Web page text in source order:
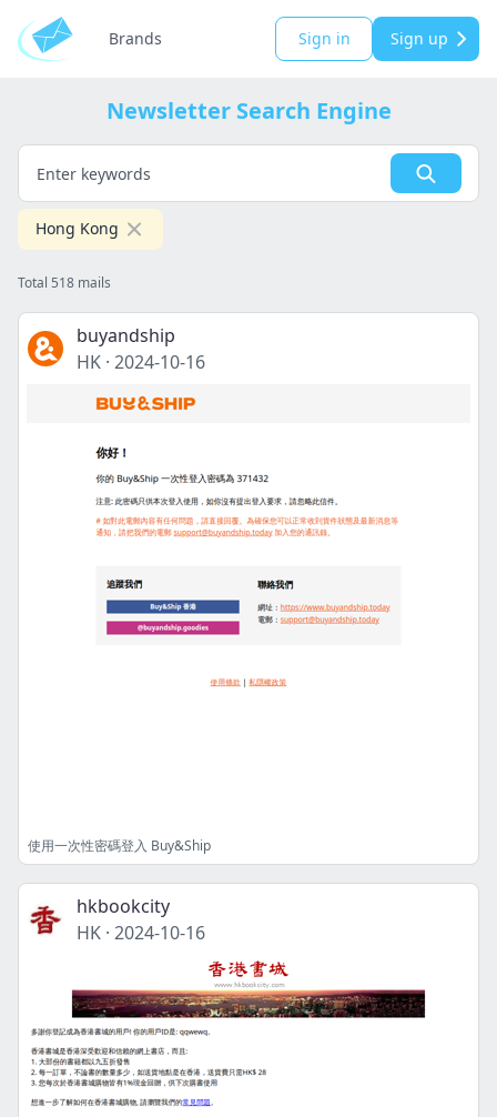
Brands Sign in Sign up
Newsletter Search Engine
Hong Kong
Total 518 mails
buyandship
HK · 2024-10-16
使用一次性密碼登入 Buy&Ship
hkbookcity
HK · 2024-10-16